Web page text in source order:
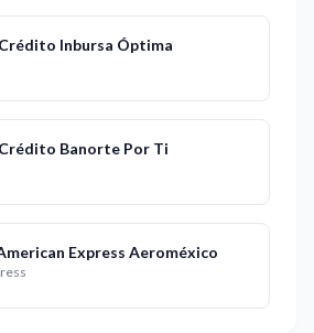
Inbursa Óptima
Banorte Por Ti
Express Aeroméxico